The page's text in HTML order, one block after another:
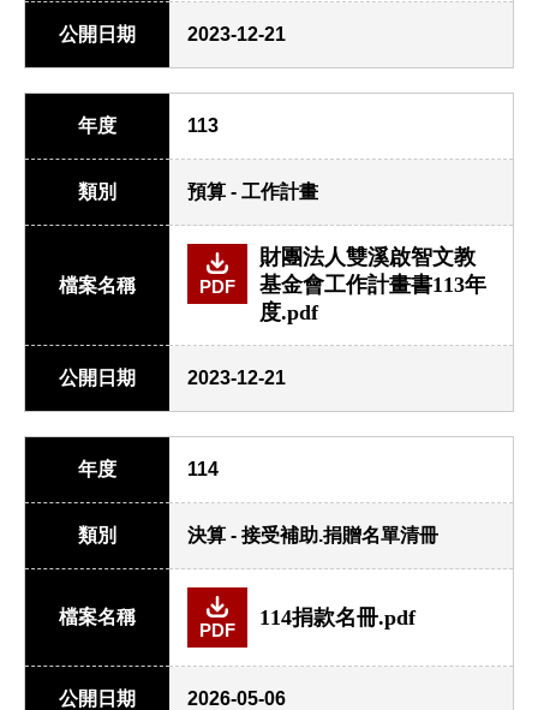
公開日期 2023-12-21
年度 113
類別 預算 - 工作計畫
檔案名稱 PDF
財團法人雙溪啟智文教
基金會工作計畫書113年
度.pdf
公開日期 2023-12-21
年度 114
類別 決算 - 接受補助.捐贈名單清冊
檔案名稱
PDF
114捐款名冊.pdf
公開日期 2026-05-06